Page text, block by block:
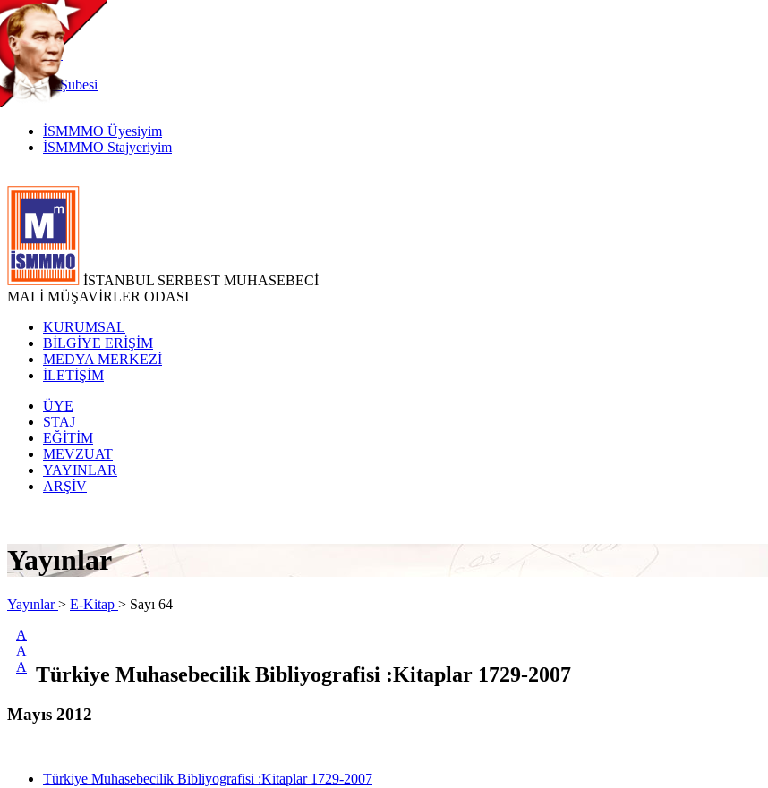
TR
|
EN
İnternetŞubesi
İSMMMO Üyesiyim
İSMMMO Stajyeriyim
İSTANBUL SERBEST MUHASEBECİ
MALİ MÜŞAVİRLER ODASI
KURUMSAL
BİLGİYE ERİŞİM
MEDYA MERKEZİ
İLETİŞİM
ÜYE
STAJ
EĞİTİM
MEVZUAT
YAYINLAR
ARŞİV
Yayınlar
Yayınlar> E-Kitap > Sayı 64
A
A
A
Türkiye Muhasebecilik Bibliyografisi :Kitaplar 1729-2007
Mayıs 2012
Türkiye Muhasebecilik Bibliyografisi :Kitaplar 1729-2007